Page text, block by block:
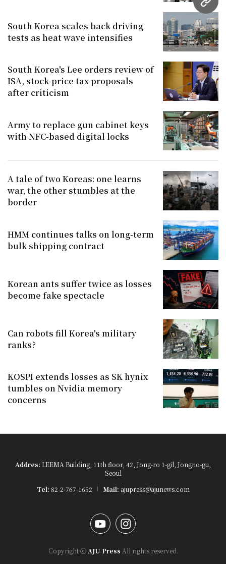
URL
South Korea scales back driving
tests as heat wave intensifies
South Korea's Lee orders review of
ISA, stock-price tax proposals
after criticism
Army to replace gun cabinet keys
with NFC-based digital locks
A tale of two Koreas: one learns
war, the other stumbles at the
border
HMM continues talks on long-term
bulk shipping contract
Korean ants suffer twice as losses
become fake spectacle
Can robots fill Korea's military
ranks?
KOSPI extends losses as SK hynix
tumbles on Nvidia memory
concerns
Addres: LEEMA Building, 11th floor, 42, Jong-ro 1-gil, Jongno-gu,
Seoul
Tel: 82-2-767-1652 Mail: ajupress@ajunews.com
YouTubeInstagram
Copyright ⓒ AJU Press All rights reserved.